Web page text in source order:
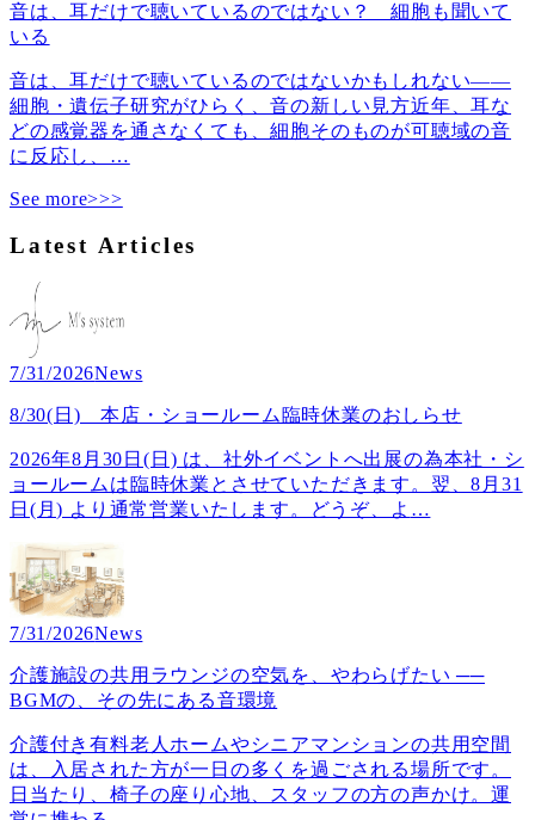
音は、耳だけで聴いているのではない？ 細胞も聞いて
いる
音は、耳だけで聴いているのではないかもしれない――
細胞・遺伝子研究がひらく、音の新しい見方近年、耳な
どの感覚器を通さなくても、細胞そのものが可聴域の音
に反応し、 …
See more>>>
Latest Articles
7/31/2026News
8/30(日) 本店・ショールーム臨時休業のおしらせ
2026年8月30日(日) は、社外イベントへ出展の為本社・シ
ョールームは臨時休業とさせていただきます。翌、8月31
日(月) より通常営業いたします。どうぞ、よ …
7/31/2026News
介護施設の共用ラウンジの空気を、やわらげたい ──
BGMの、その先にある音環境
介護付き有料老人ホームやシニアマンションの共用空間
は、入居された方が一日の多くを過ごされる場所です。
日当たり、椅子の座り心地、スタッフの方の声かけ。運